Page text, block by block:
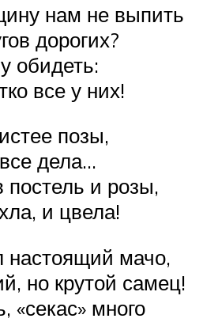
нам не выпить
дорогих?
обидеть:
все у них!
позы,
дела…
и розы,
и цвела!
мачо,
но крутой самец!
«секас» много